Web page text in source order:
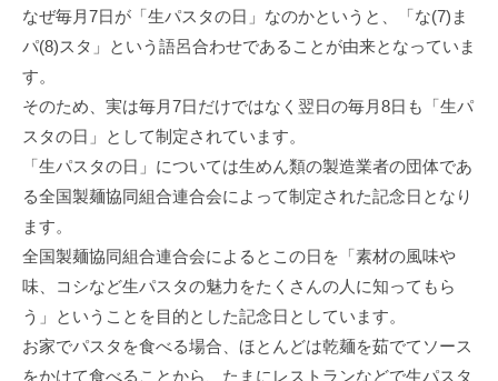
なぜ毎月7日が「生パスタの日」なのかというと、「な(7)ま
パ(8)スタ」という語呂合わせであることが由来となっていま
す。
そのため、実は毎月7日だけではなく翌日の毎月8日も「生パ
スタの日」として制定されています。
「生パスタの日」については生めん類の製造業者の団体であ
る全国製麺協同組合連合会によって制定された記念日となり
ます。
全国製麺協同組合連合会によるとこの日を「素材の風味や
味、コシなど生パスタの魅力をたくさんの人に知ってもら
う」ということを目的とした記念日としています。
お家でパスタを食べる場合、ほとんどは乾麺を茹でてソース
をかけて食べることから、たまにレストランなどで生パスタ